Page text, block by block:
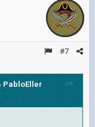
#7
PabloEller